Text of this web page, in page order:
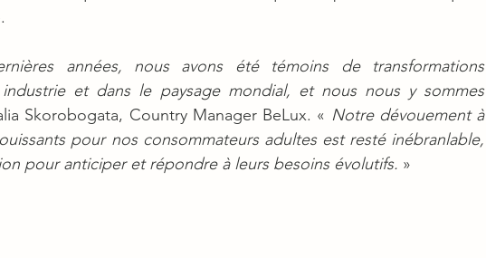
années, nous avons été témoins de transformations
et dans le paysage mondial, et nous nous y sommes
Skorobogata, Country Manager BeLux. « Notre dévouement à
pour nos consommateurs adultes est resté inébranlable,
pour anticiper et répondre à leurs besoins évolutifs. »